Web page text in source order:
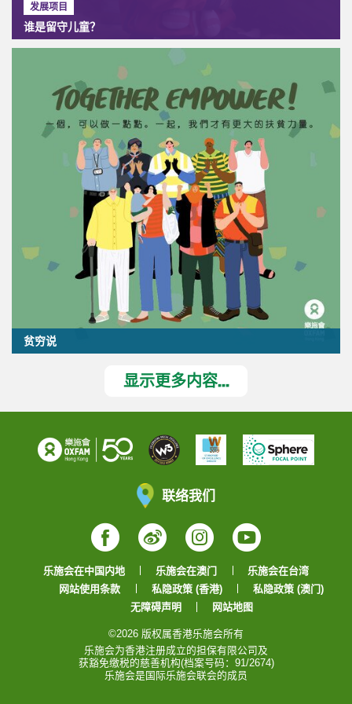
发展项目
谁是留守儿童？
贫穷说
显示更多内容...
联络我们
Facebook
WeiboInstagram
YouTube
乐施会在中国内地 乐施会在澳门
乐施会在台湾
网站使用条款
私隐政策 (香港)
私隐政策 (澳门)
无障碍声明
网站地图
©2026 版权属香港乐施会所有
乐施会为香港注册成立的担保有限公司及
获豁免缴税的慈善机构(档案号码：91/2674)
乐施会是国际乐施会联会的成员